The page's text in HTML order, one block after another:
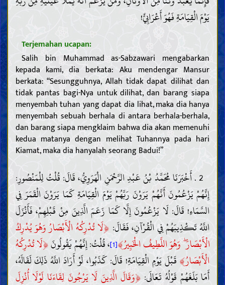
يَوْمَ الْقِيَامَةِ فَهُوَ أَعْرَابِيٌّ!
Terjemahan ucapan:
Salih bin Muhammad as-Sabzawari mengabarkan
kepada kami, dia berkata: Aku mendengar Mansur
berkata: “Sesungguhnya, Allah tidak dapat dilihat dan
tidak pantas bagi-Nya untuk dilihat, dan barang siapa
menyembah tuhan yang dapat dia lihat, maka dia hanya
menyembah sebuah berhala di antara berhala-berhala,
dan barang siapa mengklaim bahwa dia akan memenuhi
kedua matanya dengan melihat Tuhannya pada hari
Kiamat, maka dia hanyalah seorang Badui!”
2 . أَخْبَرَنَا مُحَمَّدُ بْنُ عَبْدِ الرَّحْمَنِ الْهَرَوِيُّ، قَالَ: قُلْتُ لِلْمَنْصُورِ:
إِنَّهُمْ يَزْعُمُونَ أَنَّهُمْ يَرَوْنَ رَبَّهُمْ يَوْمَ الْقِيَامَةِ كَمَا يَرَوْنَ الْقَمَرَ فِي
السَّمَاءِ! قَالَ: لَا يَزْعُمُونَ إِلَّا كَمَا زَعَمَ الَّذِينَ مِنْ قَبْلِهِمْ، فَأَنْزَلَ
اللَّهُ تَكْذِيبَهُمْ فِي الْقُرْآنِ، فَقَالَ: ﴿لَا تُدْرِكُهُ الْأَبْصَارُ وَهُوَ يُدْرِكُ
الْأَبْصَارَ ۖ وَهُوَ اللَّطِيفُ الْخَبِيرُ﴾[1] ، قُلْتُ: إِنَّهُمْ يَقُولُونَ﴿لَا تُدْرِكُهُ
الْأَبْصَارُ﴾قَبْلَ يَوْمِ الْقِيَامَةِ! قَالَ: كَذَبُوا، لَوْ أَرَادَ اللَّهُ ذَلِكَ لَقَالَهُ،
أَمَا بَلَغَهُمْ قَوْلُهُ تَعَالَى: ﴿وَقَالَ الَّذِينَ لَا يَرْجُونَ لِقَاءَنَا لَوْلَا أُنْزِلَ